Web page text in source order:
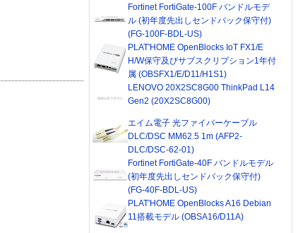
Fortinet FortiGate-100F バンドルモデ
ル (初年度先出しセンドバック保守付)
(FG-100F-BDL-US)
PLAT'HOME OpenBlocks IoT FX1/E
H/W保守及びサブスクリプション1年付
属 (OBSFX1/E/D11/H1S1)
LENOVO 20X2SC8G00 ThinkPad L14
Gen2 (20X2SC8G00)
エイム電子 光ファイバーケーブル
DLC/DSC MM62.5 1m (AFP2-
DLC/DSC-62-01)
Fortinet FortiGate-40F バンドルモデル
(初年度先出しセンドバック保守付)
(FG-40F-BDL-US)
PLAT'HOME OpenBlocks A16 Debian
11搭載モデル (OBSA16/D11A)